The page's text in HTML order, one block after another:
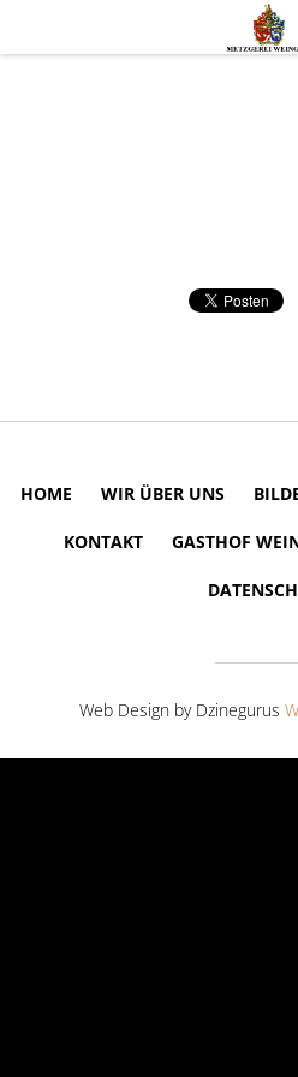
HOME WIR ÜBER UNS
KONTAKT GASTHOF
Web Design by Dzinegurus